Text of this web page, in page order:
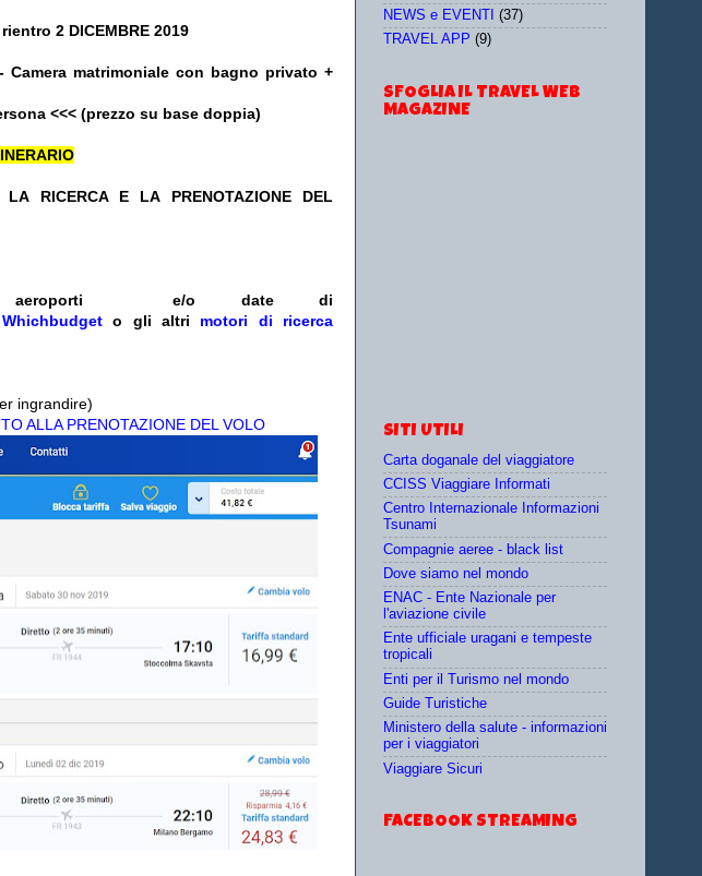
2 DICEMBRE 2019
Camera matrimoniale con bagno privato +
<<< (prezzo su base doppia)
RICERCA E LA PRENOTAZIONE DEL
aeroporti e/o date di
Whichbudget o gli altri motori di ricerca
ingrandire)
ALLA PRENOTAZIONE DEL VOLO
NEWS e EVENTI
(37)
TRAVEL APP (9)
SFOGLIA IL TRAVEL WEB
MAGAZINE
SITI UTILI
Carta doganale del viaggiatore
CCISS Viaggiare Informati
Centro Internazionale Informazioni
Tsunami
Compagnie aeree - black list
Dove siamo nel mondo
ENAC - Ente Nazionale per
l'aviazione civile
Ente ufficiale uragani e tempeste
tropicali
Enti per il Turismo nel mondo
Guide Turistiche
Ministero della salute - informazioni
per i viaggiatori
Viaggiare Sicuri
FACEBOOK STREAMING